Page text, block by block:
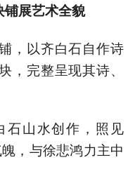
铺展艺术全貌
，以齐白石自作诗
，完整呈现其诗、
石山水创作，照见
，与徐悲鸿力主中